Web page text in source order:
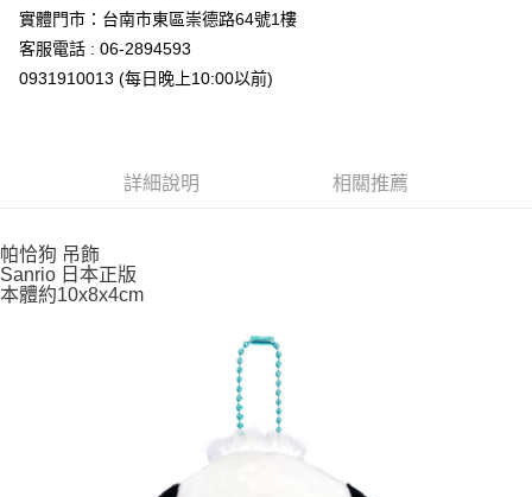
台新國際商業銀行
中國信託商業銀行
台灣樂天信用卡公司
Google Pay
ATM付款
付款後全家取貨
每筆NT$65，滿NT$999(含以上)免運費
每筆NT$65，滿NT$999(含以上)免運費
每筆NT$65，滿NT$999(含以上)免運費
實體門市：台南市東區崇德路64號1樓
客服電話 : 06-2894593
0931910013 (每日晚上10:00以前)
詳細說明 相關推薦
帕恰狗 吊飾
Sanrio 日本正版
本體約10x8x4cm